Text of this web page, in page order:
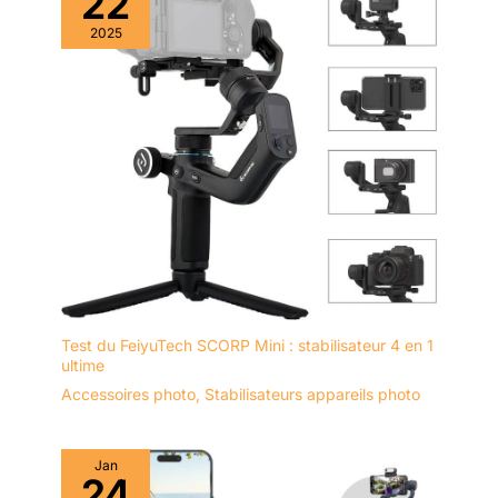
indépendant de la
colonne centrale : la
colonne centrale
triangulaire innovante
est verrouillable en
tirant sur le bouton
de verrouillage de la
colonne centrale et
en le tournant à 360
2025
Test du FeiyuTech SCORP Mini : stabilisateur 4 en 1
ultime
Accessoires photo, Stabilisateurs appareils photo
Jan